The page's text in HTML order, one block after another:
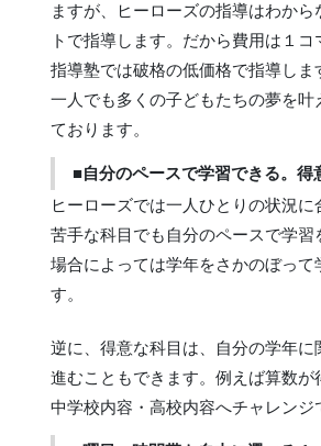
ますが、ヒーローズの指導はわか
トで指導します。だから費用は１
指導塾では破格の低価格で指導しま
一人でも多くの子どもたちの夢を叶
ております。
■自分のペースで学習できる。得
ヒーローズでは一人ひとりの状況に
苦手な科目でも自分のペースで学習
場合によっては学年をさかのぼって
す。
逆に、得意な科目は、自分の学年
進むこともできます。例えば算数
中学校内容・高校内容へチャレンジ